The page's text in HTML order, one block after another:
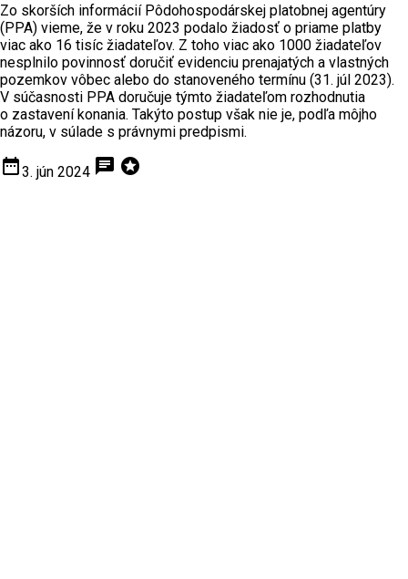
Zo skorších informácií Pôdohospodárskej platobnej agentúry
(PPA) vieme, že v roku 2023 podalo žiadosť o priame platby
viac ako 16 tisíc žiadateľov. Z toho viac ako 1000 žiadateľov
nesplnilo povinnosť doručiť evidenciu prenajatých a vlastných
pozemkov vôbec alebo do stanoveného termínu (31. júl 2023).
V súčasnosti PPA doručuje týmto žiadateľom rozhodnutia
o zastavení konania. Takýto postup však nie je, podľa môjho
názoru, v súlade s právnymi predpismi.
date_range3. jún 2024 chat stars